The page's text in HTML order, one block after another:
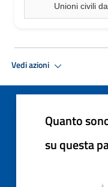
Unioni civili
Vedi azioni
Quanto
su questa